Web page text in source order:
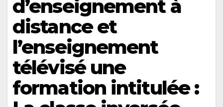
d’enseignement à
distance et
l’enseignement
télévisé une
formation intitulée :